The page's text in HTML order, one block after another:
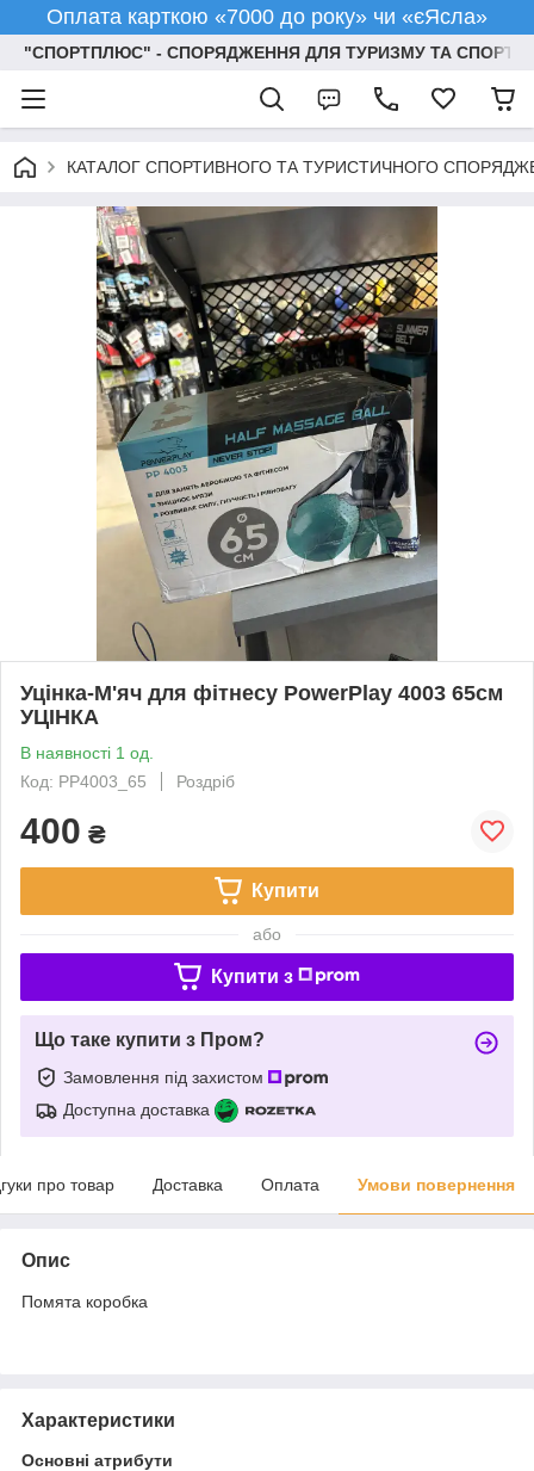
Оплата карткою «7000 до року» чи «єЯсла»
"СПОРТПЛЮС" - СПОРЯДЖЕННЯ ДЛЯ ТУРИЗМУ ТА СПОРТУ
КАТАЛОГ СПОРТИВНОГО ТА ТУРИСТИЧНОГО
Уцінка-М'яч для фітнесу PowerPlay 4003 65см
УЦІНКА
В наявності 1 од.
Код: PP4003_65
Роздріб
400 ₴
Купити
або
Купити з
Що таке купити з Пром?
Замовлення під захистом
Доступна доставка
про товар Доставка Оплата Умови повернення
Опис
Помята коробка
Характеристики
Основні атрибути